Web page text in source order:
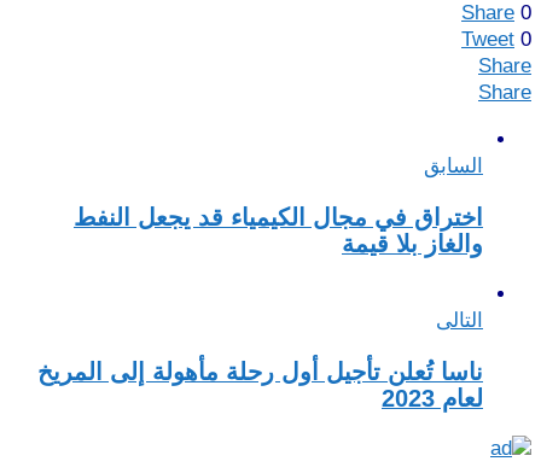
Share 0
Tweet 0
Share
Share
السابق
اختراق في مجال الكيمياء قد يجعل النفط
والغاز بلا قيمة
التالى
ناسا تُعلن تأجيل أول رحلة مأهولة إلى المريخ
لعام 2023